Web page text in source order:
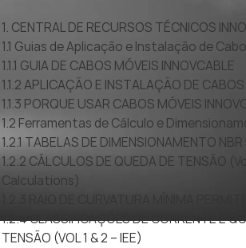
1. CENTRAL DE RECURSOS TÉCNICOS
1.1 Guias de Aplicação e Instalação de
1.1.1 GUIA DE CABOS MÓVEIS INNOVCABLE
1.1.2 APLICAÇÃO E INSTALAÇÃO DE
1.1.3 PORQUE USAR CABOS MÓVEIS
1.2 Ferramentas de Cálculo e
1.2.1 TABELAS DE DIMENSIONAMENTO NBR
1.2.2 CÁLCULOS DE QUEDA DE TENSÃO
Calculations)
1.2.4 CLASSIFICAÇÕES DE CORRENTE E
TENSÃO (VOL 1 & 2 – IEE)